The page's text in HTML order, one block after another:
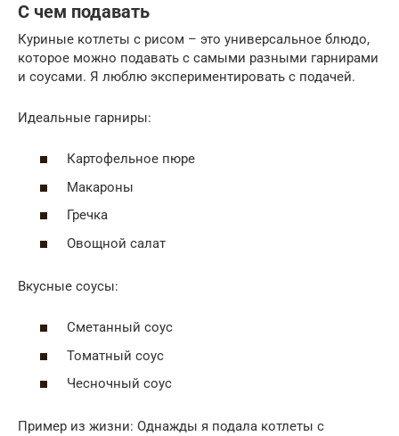
С чем подавать
Куриные котлеты с рисом – это универсальное блюдо,
которое можно подавать с самыми разными гарнирами
и соусами. Я люблю экспериментировать с подачей.
Идеальные гарниры:
Картофельное пюре
Макароны
Гречка
Овощной салат
Вкусные соусы:
Сметанный соус
Томатный соус
Чесночный соус
Пример из жизни: Однажды я подала котлеты с